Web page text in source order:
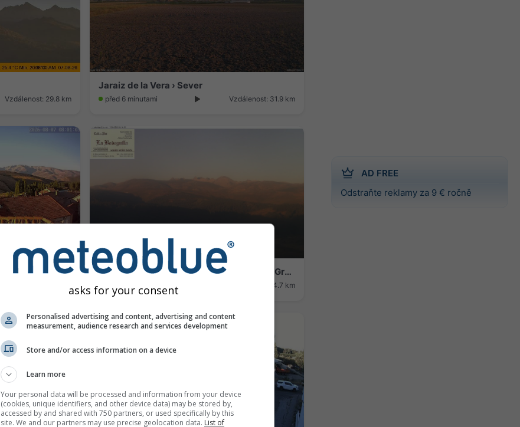
AD FREE
Odstraňte reklamy za 9 € ročně
Vzdálenost: 29.8 km
Jaraiz de la Vera › Sever
před 6 minutami Vzdálenost: 31.9 km
San Juan de Gredos › Jih: Mojones La Herguijuela - Sierra de Gredos Hoyos del Espino › Jihovýchod: Sierra De Gredos
Vzdálenost: 44.7 km
asks for your consent
Personalised advertising and content, advertising and content
measurement, audience research and services development
Store and/or access information on a device
Learn more
Your personal data will be processed and information from your device
(cookies, unique identifiers, and other device data) may be stored by,
accessed by and shared with 750 partners, or used specifically by this
site. We and our partners may use precise geolocation data. List of